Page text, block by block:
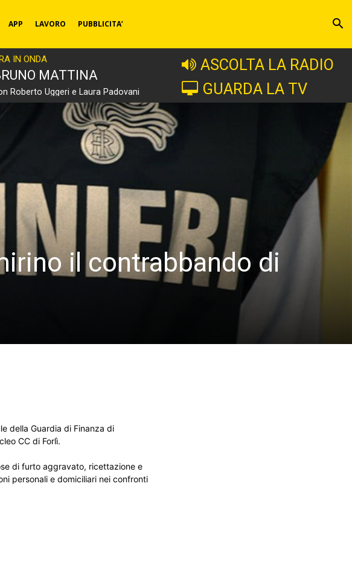
APP LAVORO PUBBLICITA’
IN ONDA
MATTINA
Roberto Uggeri e Laura Padovani
ASCOLTA LA RADIO
GUARDA LA TV
il contrabbando di
della Guardia di Finanza di
CC di Forlì.
di furto aggravato, ricettazione e
personali e domiciliari nei confronti